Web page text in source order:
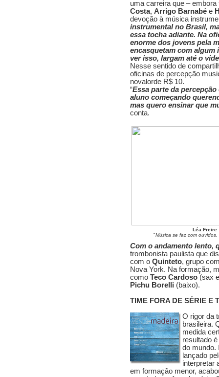
uma carreira que –
Costa, Arrigo Barnabée
devoção à música
instrumental no Brasil,
essa tocha adiante. Na
enorme dos jovens pela
encasquetam com algum
ver isso, largam até o
Nesse sentido de
oficinas de percepção
novalorde R$ 10.
“Essa parte da
aluno começando
mas quero ensinar que
conta.
Léa Freire
"Música se faz com
Com o andamento lento,
trombonista paulista que
com o Quinteto, grupo
Nova York. Na formação,
como Teco Cardoso(sax
Pichu Borelli (baixo).
TIME FORA DE SÉRIE E
O rigor da
brasileira.
medida
resultado
do mundo.
lançado
interpretar
em formação menor,